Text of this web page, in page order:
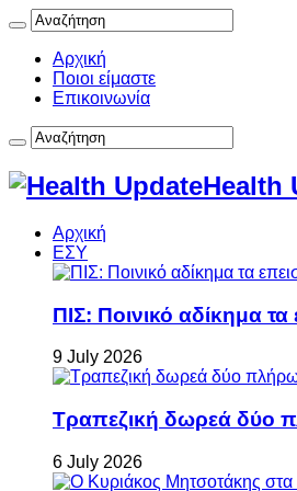
Αρχική
Ποιοι είμαστε
Επικοινωνία
Health
Αρχική
ΕΣΥ
ΠΙΣ: Ποινικό αδίκημα
9 July 2026
Τραπεζική δωρεά δύο
6 July 2026